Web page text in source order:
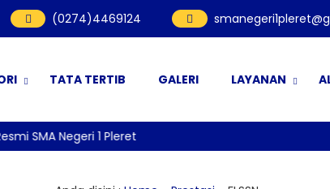
(0274)4469124
TATA TERTIB GALERI LAYANAN
SMA Negeri 1 Pleret